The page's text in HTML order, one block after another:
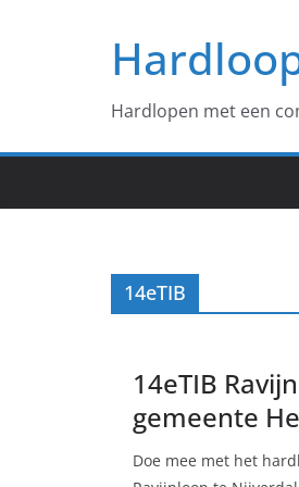
Hardlopen met een
14eTIB
14eTIB
gemeente
Doe mee met het